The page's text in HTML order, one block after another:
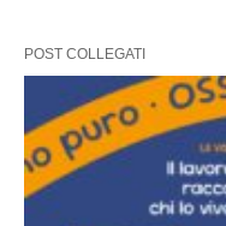
POST COLLEGATI